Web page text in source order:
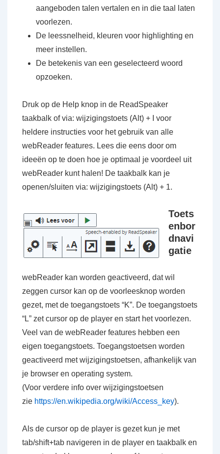
aangeboden talen vertalen en in die taal laten
voorlezen.
De leessnelheid, kleuren voor highlighting en
meer instellen.
De betekenis van een geselecteerd woord
opzoeken.
Druk op de Help knop in de ReadSpeaker
taakbalk of via: wijzigingstoets (Alt) + I voor
heldere instructies voor het gebruik van alle
webReader features. Lees die eens door om
ideeën op te doen hoe je optimaal je voordeel uit
webReader kunt halen! De taakbalk kan je
openen/sluiten via: wijzigingstoets (Alt) + 1.
Toets
enbor
dnavi
gatie
webReader kan worden geactiveerd, dat wil
zeggen cursor kan op de voorleesknop worden
gezet, met de toegangstoets “K”. De toegangstoets
“L” zet cursor op de player en start het voorlezen.
Veel van de webReader features hebben een
eigen toegangstoets. Toegangstoetsen worden
geactiveerd met wijzigingstoetsen, afhankelijk van
je browser en operating system.
(Voor verdere info over wijzigingstoetsen
zie https://en.wikipedia.org/wiki/Access_key).
Als de cursor op de player is gezet kun je met
tab/shift+tab navigeren in de player en taakbalk en